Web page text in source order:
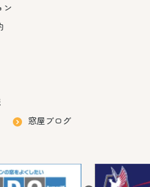
ン
窓屋ブログ